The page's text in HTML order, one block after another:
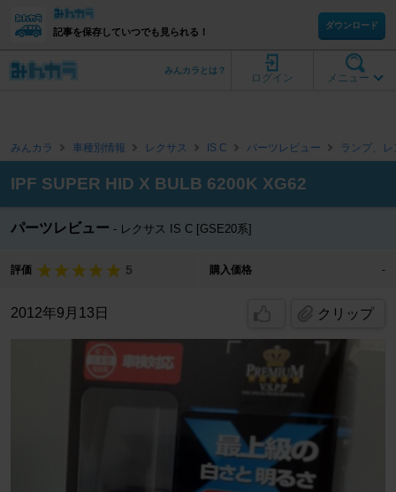
記事を保存していつでも見られる！
ダウンロード
メニュー
ログイン
みんカラとは？
みんカラ 車種別情報 レクサス IS C パーツレビュー ランプ、レ
IPF SUPER HID X BULB 6200K XG62
パーツレビュー レクサス IS C [GSE20系]
評価 5 購入価格 -
2012年9月13日 クリップ